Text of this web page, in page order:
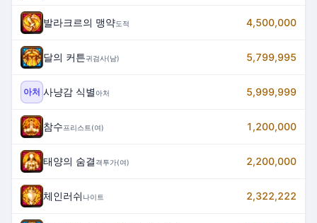
발라크르의 맹약도적 4,500,000
달의 커튼귀검사(남) 5,799,995
아처 사냥감 식별 아처 5,999,999
참수프리스트(여) 1,200,000
태양의 숨결 격투가(여) 2,200,000
체인러쉬 나이트 2,322,222